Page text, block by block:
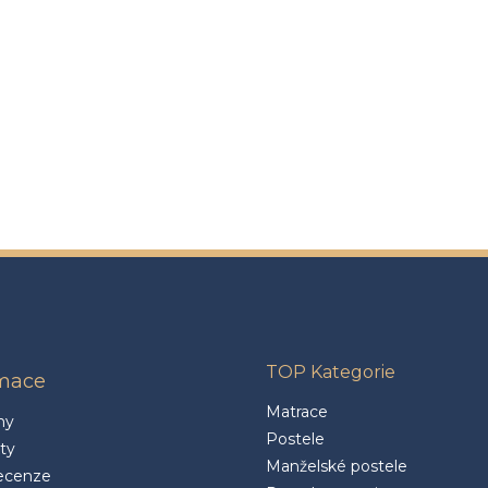
TOP Kategorie
Matrace
Postele
Manželské postele